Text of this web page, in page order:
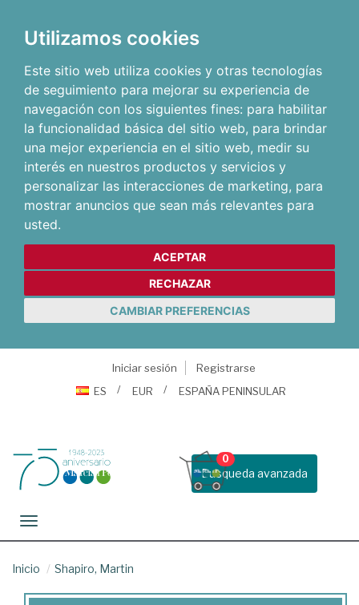
Utilizamos cookies
Este sitio web utiliza cookies y otras tecnologías
de seguimiento para mejorar su experiencia de
navegación con los siguientes fines: para habilitar
la funcionalidad básica del sitio web, para brindar
una mejor experiencia en el sitio web, medir su
interés en nuestros productos y servicios y
personalizar las interacciones de marketing, para
mostrar anuncios que sean más relevantes para
usted.
ACEPTAR
RECHAZAR
CAMBIAR PREFERENCIAS
Iniciar sesión
Registrarse
ES
EUR ESPAÑA PENINSULAR
Busqueda avanzada
0
Toggle navigation
Inicio Shapiro, Martin